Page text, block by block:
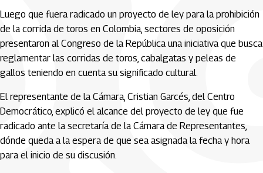
Luego que fuera radicado un proyecto de ley para la prohibición
de la corrida de toros en Colombia, sectores de oposición
presentaron al Congreso de la República una iniciativa que busca
reglamentar las corridas de toros, cabalgatas y peleas de
gallos teniendo en cuenta su significado cultural.
El representante de la Cámara, Cristian Garcés, del Centro
Democrático, explicó el alcance del proyecto de ley que fue
radicado ante la secretaría de la Cámara de Representantes,
dónde queda a la espera de que sea asignada la fecha y hora
para el inicio de su discusión.